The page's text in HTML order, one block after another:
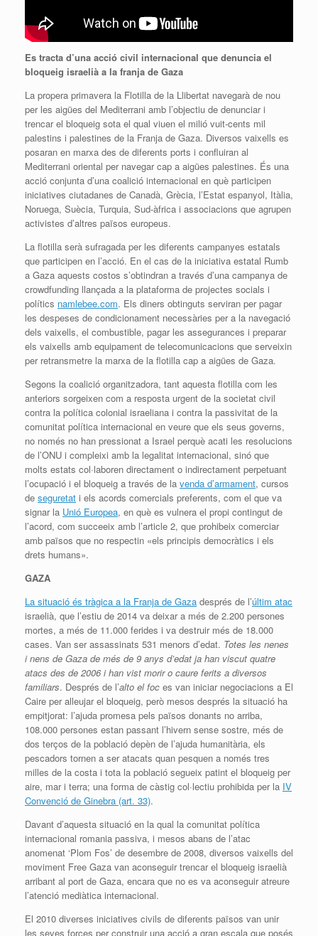
Es tracta d’una acció civil internacional que denuncia el
bloqueig israelià a la franja de Gaza
La propera primavera la Flotilla de la Llibertat navegarà de nou
per les aigües del Mediterrani amb l’objectiu de denunciar i
trencar el bloqueig sota el qual viuen el milió vuit-cents mil
palestins i palestines de la Franja de Gaza. Diversos vaixells es
posaran en marxa des de diferents ports i confluiran al
Mediterrani oriental per navegar cap a aigües palestines. És una
acció conjunta d’una coalició internacional en què participen
iniciatives ciutadanes de Canadà, Grècia, l’Estat espanyol, Itàlia,
Noruega, Suècia, Turquia, Sud-àfrica i associacions que agrupen
activistes d’altres països europeus.
La flotilla serà sufragada per les diferents campanyes estatals
que participen en l’acció. En el cas de la iniciativa estatal Rumb
a Gaza aquests costos s’obtindran a través d’una campanya de
crowdfunding llançada a la plataforma de projectes socials i
polítics namlebee.com. Els diners obtinguts serviran per pagar
les despeses de condicionament necessàries per a la navegació
dels vaixells, el combustible, pagar les assegurances i preparar
els vaixells amb equipament de telecomunicacions que serveixin
per retransmetre la marxa de la flotilla cap a aigües de Gaza.
Segons la coalició organitzadora, tant aquesta flotilla com les
anteriors sorgeixen com a resposta urgent de la societat civil
contra la política colonial israeliana i contra la passivitat de la
comunitat política internacional en veure que els seus governs,
no només no han pressionat a Israel perquè acati les resolucions
de l’ONU i compleixi amb la legalitat internacional, sinó que
molts estats col·laboren directament o indirectament perpetuant
l’ocupació i el bloqueig a través de la venda d’armament, cursos
de seguretat i els acords comercials preferents, com el que va
signar la Unió Europea, en què es vulnera el propi contingut de
l’acord, com succeeix amb l’article 2, que prohibeix comerciar
amb països que no respectin «els principis democràtics i els
drets humans».
GAZA
La situació és tràgica a la Franja de Gaza després de l’últim atac
israelià, que l’estiu de 2014 va deixar a més de 2.200 persones
mortes, a més de 11.000 ferides i va destruir més de 18.000
cases. Van ser assassinats 531 menors d’edat. Totes les nenes
i nens de Gaza de més de 9 anys d’edat ja han viscut quatre
atacs des de 2006 i han vist morir o caure ferits a diversos
familiars. Després de l’alto el foc es van iniciar negociacions a El
Caire per alleujar el bloqueig, però mesos després la situació ha
empitjorat: l’ajuda promesa pels països donants no arriba,
108.000 persones estan passant l’hivern sense sostre, més de
dos terços de la població depèn de l’ajuda humanitària, els
pescadors tornen a ser atacats quan pesquen a només tres
milles de la costa i tota la població segueix patint el bloqueig per
aire, mar i terra; una forma de càstig col·lectiu prohibida per la IV
Convenció de Ginebra (art. 33).
Davant d’aquesta situació en la qual la comunitat política
internacional romania passiva, i mesos abans de l’atac
anomenat ‘Plom Fos’ de desembre de 2008, diversos vaixells del
moviment Free Gaza van aconseguir trencar el bloqueig israelià
arribant al port de Gaza, encara que no es va aconseguir atreure
l’atenció mediàtica internacional.
El 2010 diverses iniciatives civils de diferents països van unir
les seves forces per construir una acció a gran escala que posés